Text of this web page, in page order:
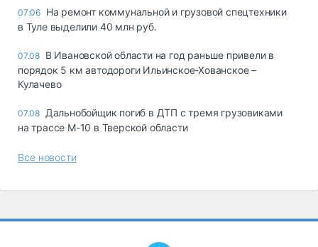
07:06 На ремонт коммунальной и грузовой спецтехники
в Туле выделили 40 млн руб.
07.08 В Ивановской области на год раньше привели в
порядок 5 км автодороги Ильинское-Хованское –
Кулачево
07.08 Дальнобойщик погиб в ДТП с тремя грузовиками
на трассе М-10 в Тверской области
Все новости